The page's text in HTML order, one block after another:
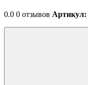
0.0 0 отзывов Артикул: